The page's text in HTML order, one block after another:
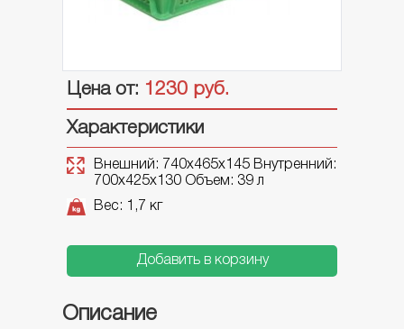
Банки
Ведра круглые
Ведра прямоугольные
Ведра строительные
ПАЛЛЕТЫ ПЛАСТИКОВЫЕ
Паллеты размер MINI
Паллеты размер 1000
Цена от: 1230 руб.
Характеристики
Внешний: 740х465х145 Внутренний:
700х425х130 Объем: 39 л
Вес: 1,7 кг
Добавить в корзину
Описание